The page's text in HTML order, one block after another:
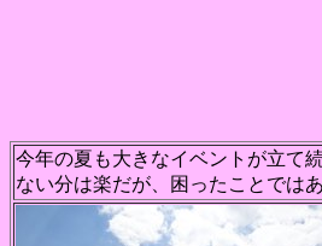
今年の夏も大きなイベントが立て
ない分は楽だが、困ったことでは